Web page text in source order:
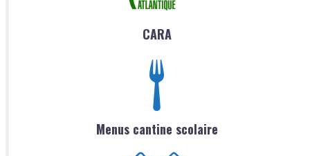
CARA
Menus cantine scolaire